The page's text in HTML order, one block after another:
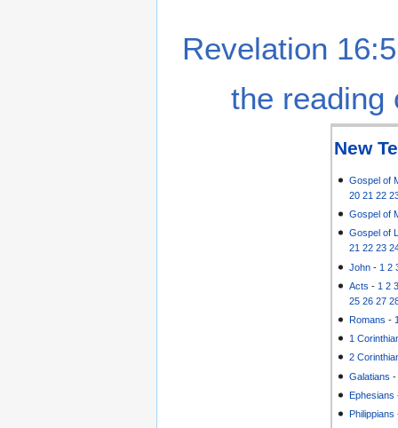
Revelation
the reading
New
Gospel of
20 21 22
Gospel of
Gospel of
21 22 23
John - 1 2
Acts - 1 2
25 26 27
Romans -
1
2
Galatians
Ephesians
Philippians